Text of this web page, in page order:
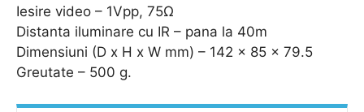
Iesire video – 1Vpp, 75Ω
Distanta iluminare cu IR – pana la 40m
Dimensiuni (D x H x W mm) – 142 x 85 x 79.5
Greutate – 500 g.